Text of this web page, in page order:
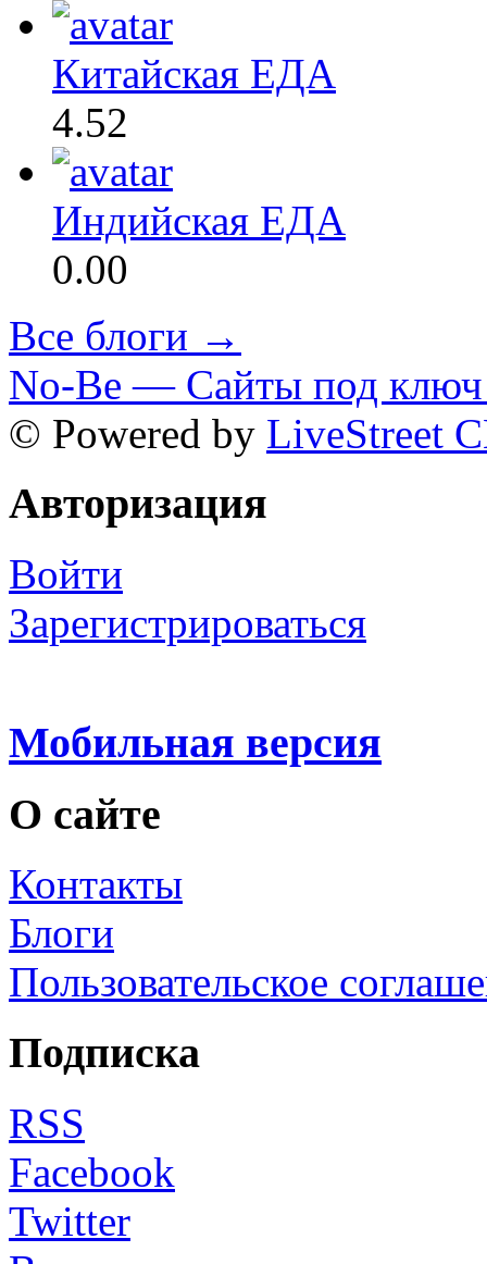
Китайская ЕДА
4.52
Индийская ЕДА
0.00
Все блоги →
No-Be — Сайты под ключ
© Powered by LiveStreet
Авторизация
Войти
Зарегистрироваться
Мобильная версия
О сайте
Контакты
Блоги
Пользовательское
Подписка
RSS
Facebook
Twitter